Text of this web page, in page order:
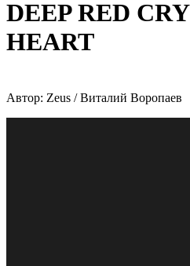
DEEP RED
HEART
Автор: Zeus / Виталий Воропаев